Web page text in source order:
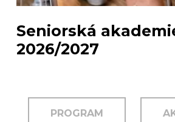
Seniorská
2026/2027
PROGRAM